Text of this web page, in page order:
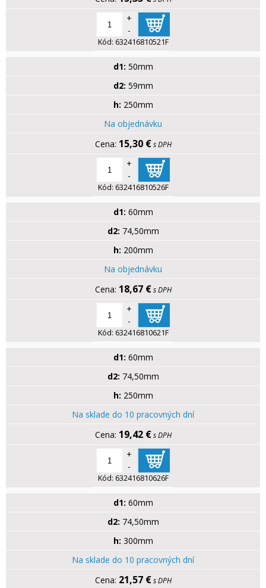
+
-
Kód: 632416810521F
d1: 50mm
d2: 59mm
h: 250mm
Na objednávku
15,30 € s DPH
+
-
Kód: 632416810526F
d1: 60mm
d2: 74,50mm
h: 200mm
Na objednávku
18,67 € s DPH
+
-
Kód: 632416810621F
d1: 60mm
d2: 74,50mm
h: 250mm
Na sklade do 10 pracovných dní
19,42 € s DPH
+
-
Kód: 632416810626F
d1: 60mm
d2: 74,50mm
h: 300mm
Na sklade do 10 pracovných dní
21,57 € s DPH